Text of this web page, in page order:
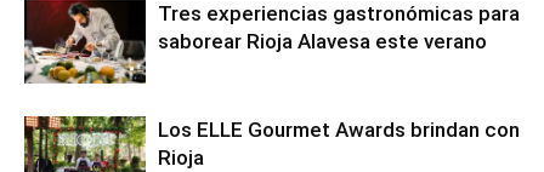
Tres experiencias gastronómicas para
saborear Rioja Alavesa este verano
Los ELLE Gourmet Awards brindan con
Rioja